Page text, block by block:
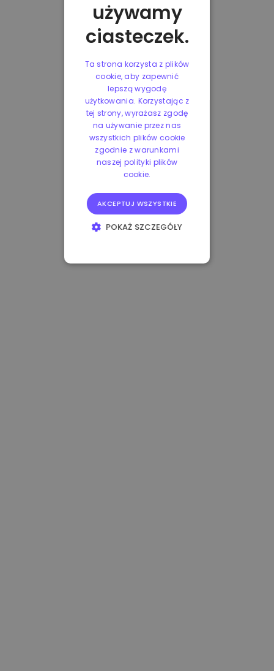
używamy
ciasteczek.
Ta strona korzysta z plików
cookie, aby zapewnić
lepszą wygodę
użytkowania. Korzystając z
tej strony, wyrażasz zgodę
na używanie przez nas
wszystkich plików cookie
zgodnie z warunkami
naszej polityki plików
cookie.
AKCEPTUJ WSZYSTKIE
POKAŻ SZCZEGÓŁY